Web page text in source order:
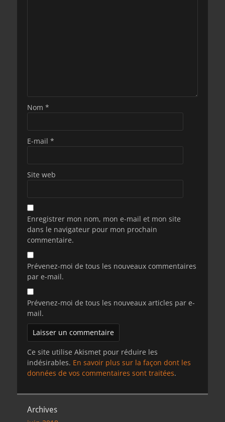
Nom *
E-mail *
Site web
Enregistrer mon nom, mon e-mail et mon site
dans le navigateur pour mon prochain
commentaire.
Prévenez-moi de tous les nouveaux commentaires
par e-mail.
Prévenez-moi de tous les nouveaux articles par e-
mail.
Ce site utilise Akismet pour réduire les
indésirables. En savoir plus sur la façon dont les
données de vos commentaires sont traitées.
Archives